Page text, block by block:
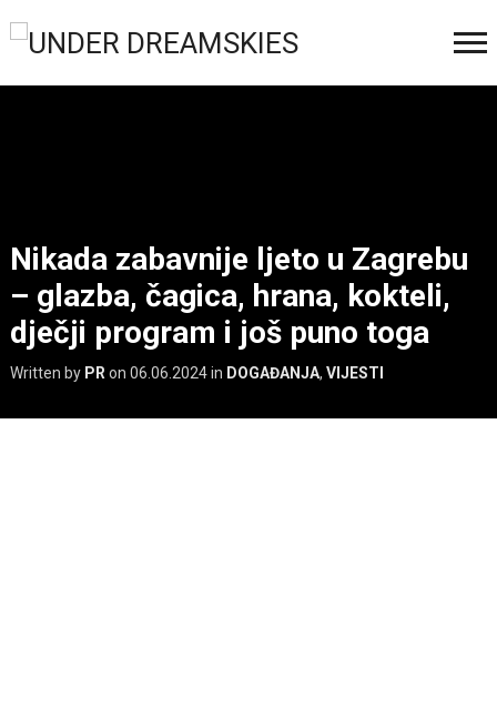
Nikada zabavnije ljeto u Zagrebu
– glazba, čagica, hrana, kokteli,
dječji program i još puno toga
Written by PR on 06.06.2024in DOGAĐANJA, VIJESTI